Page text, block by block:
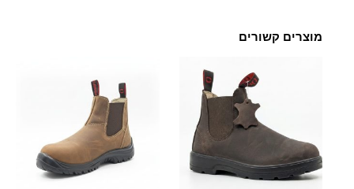
מוצרים קשורים